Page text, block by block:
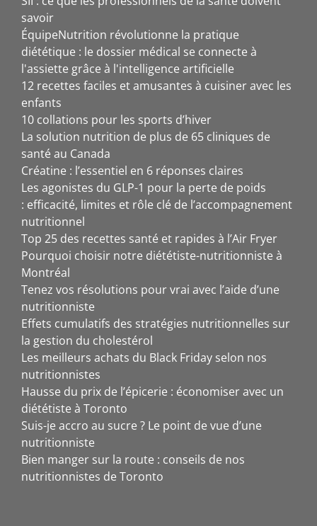
savoir
ÉquipeNutrition révolutionne la pratique
diététique : le dossier médical se connecte à
l'assiette grâce à l'intelligence artificielle
12 recettes faciles et amusantes à cuisiner avec les
enfants
10 collations pour les sports d’hiver
La solution nutrition de plus de 65 cliniques de
santé au Canada
Créatine : l’essentiel en 6 réponses claires
Les agonistes du GLP-1 pour la perte de poids
: efficacité, limites et rôle clé de l’accompagnement
nutritionnel
Top 25 des recettes santé et rapides à l’Air Fryer
Pourquoi choisir notre diététiste-nutritionniste à
Montréal
Tenez vos résolutions pour vrai avec l’aide d’une
nutritionniste
Effets cumulatifs des stratégies nutritionnelles sur
la gestion du cholestérol
Les meilleurs achats du Black Friday selon nos
nutritionnistes
Hausse du prix de l’épicerie : économiser avec un
diététiste à Toronto
Suis-je accro au sucre ? Le point de vue d’une
nutritionniste
Bien manger sur la route : conseils de nos
nutritionnistes de Toronto